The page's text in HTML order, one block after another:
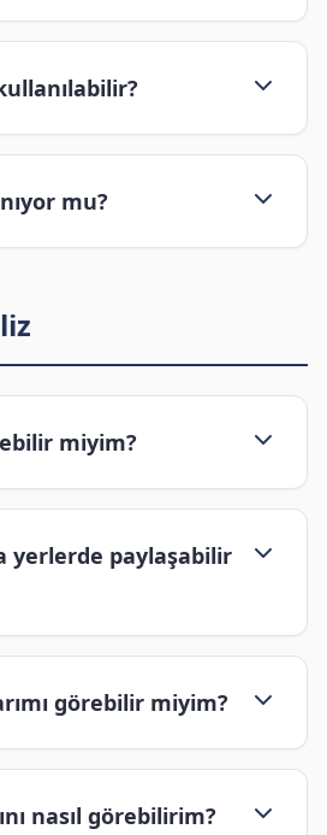
mu?
miyim?
yerlerde paylaşabilir
görebilir miyim?
nasıl görebilirim?